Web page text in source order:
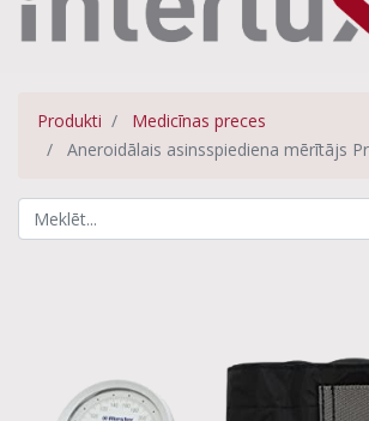
Produkti
Medicīnas preces
Aneroidālais asinsspiediena mērītājs